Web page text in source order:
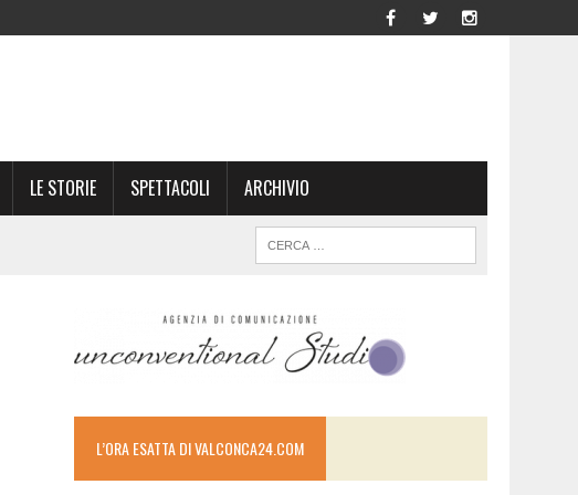
LE STORIE SPETTACOLI ARCHIVIO
L’ORA ESATTA DI VALCONCA24.COM